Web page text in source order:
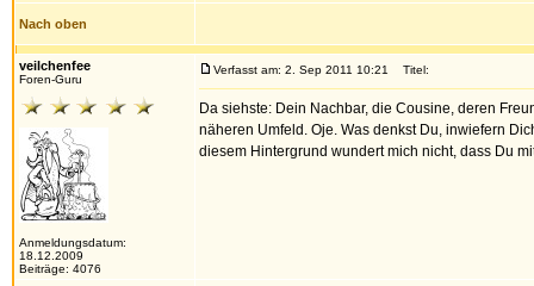
Nach oben
veilchenfee
Foren-Guru
Anmeldungsdatum:
18.12.2009
Beiträge: 4076
Verfasst am: 2. Sep 2011 10:21 Titel:
Da siehste: Dein Nachbar, die Cousine, deren
näheren Umfeld. Oje. Was denkst Du, inwiefern
diesem Hintergrund wundert mich nicht, dass Du